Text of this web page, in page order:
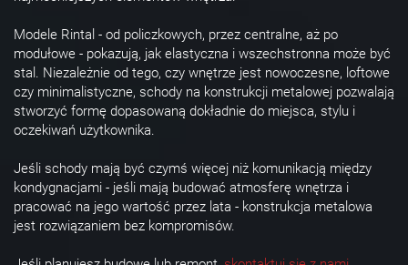
Modele Rintal - od policzkowych, przez centralne, aż po
modułowe - pokazują, jak elastyczna i wszechstronna może być
stal. Niezależnie od tego, czy wnętrze jest nowoczesne, loftowe
czy minimalistyczne, schody na konstrukcji metalowej pozwalają
stworzyć formę dopasowaną dokładnie do miejsca, stylu i
oczekiwań użytkownika.
Jeśli schody mają być czymś więcej niż komunikacją między
kondygnacjami - jeśli mają budować atmosferę wnętrza i
pracować na jego wartość przez lata - konstrukcja metalowa
jest rozwiązaniem bez kompromisów.